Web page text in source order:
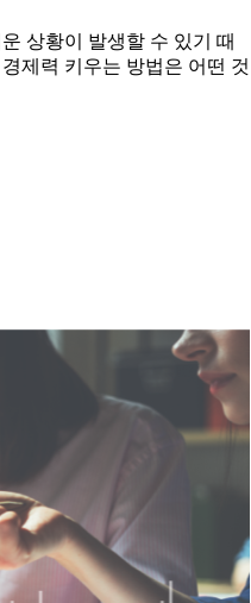
상황이 발생할 수 있기 때
제력 키우는 방법은 어떤 것